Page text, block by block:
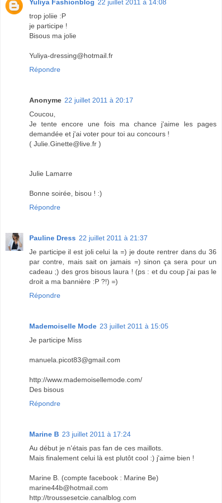
Yuliya Fashionblog 22 juillet 2011 à 14:08
trop joliie :P
je participe !
Bisous ma jolie
Yuliya-dressing@hotmail.fr
Répondre
Anonyme 22 juillet 2011 à 20:17
Coucou,
Je tente encore une fois ma chance j'aime les pages
demandée et j'ai voter pour toi au concours !
( Julie.Ginette@live.fr )
Julie Lamarre
Bonne soirée, bisou ! :)
Répondre
Pauline Dress 22 juillet 2011 à 21:37
Je participe il est joli celui la =) je doute rentrer dans du 36
par contre, mais sait on jamais =) sinon ça sera pour un
cadeau ;) des gros bisous laura ! (ps : et du coup j'ai pas le
droit a ma bannière :P ?!) =)
Répondre
Mademoiselle Mode 23 juillet 2011 à 15:05
Je participe Miss
manuela.picot83@gmail.com
http://www.mademoisellemode.com/
Des bisous
Répondre
Marine B 23 juillet 2011 à 17:24
Au début je n'étais pas fan de ces maillots.
Mais finalement celui là est plutôt cool :) j'aime bien !
Marine B. (compte facebook : Marine Be)
marine44b@hotmail.com
http://troussesetcie.canalblog.com